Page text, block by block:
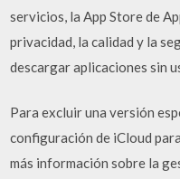
servicios, la App Store de
privacidad, la calidad y la
descargar aplicaciones sin
Para excluir una versión
configuración de iCloud
más información sobre la